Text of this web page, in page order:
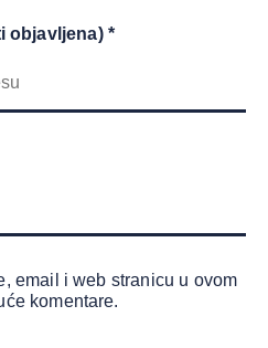
objavljena) *
email i web stranicu u ovom
komentare.